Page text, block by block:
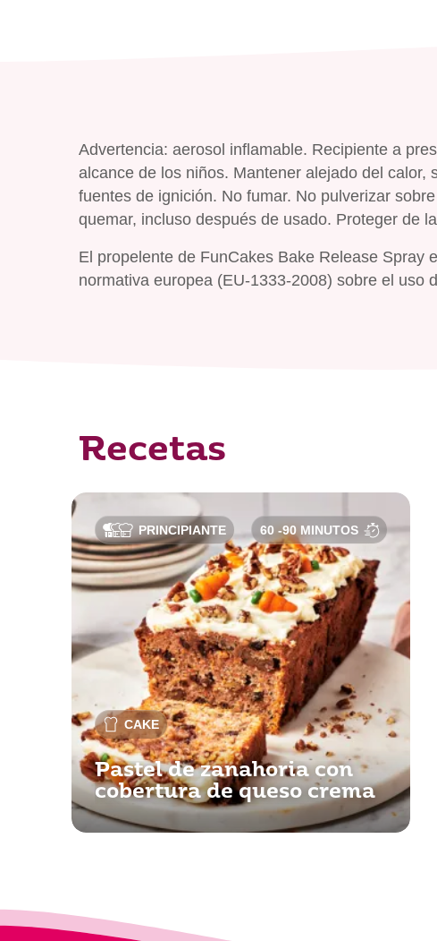
Advertencia: aerosol inflamable. Recipiente a
alcance de los niños. Mantener alejado del
fuentes de ignición. No fumar. No pulverizar
quemar, incluso después de usado. Proteger de
El propelente de FunCakes Bake Release Spray
normativa europea (EU-1333-2008) sobre el uso
Recetas
PRINCIPIANTE
CAKE
60 -90 MINUTOS
Pastel de zanahoria con
cobertura de queso crema